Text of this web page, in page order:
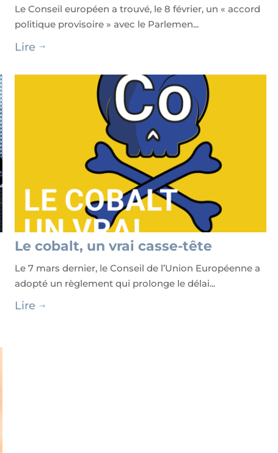
Le Conseil européen a trouvé, le 8 février, un « accord
politique provisoire » avec le Parlemen...
Lire $
Le cobalt, un vrai casse-tête
Le 7 mars dernier, le Conseil de l’Union Européenne a
adopté un règlement qui prolonge le délai...
Lire $